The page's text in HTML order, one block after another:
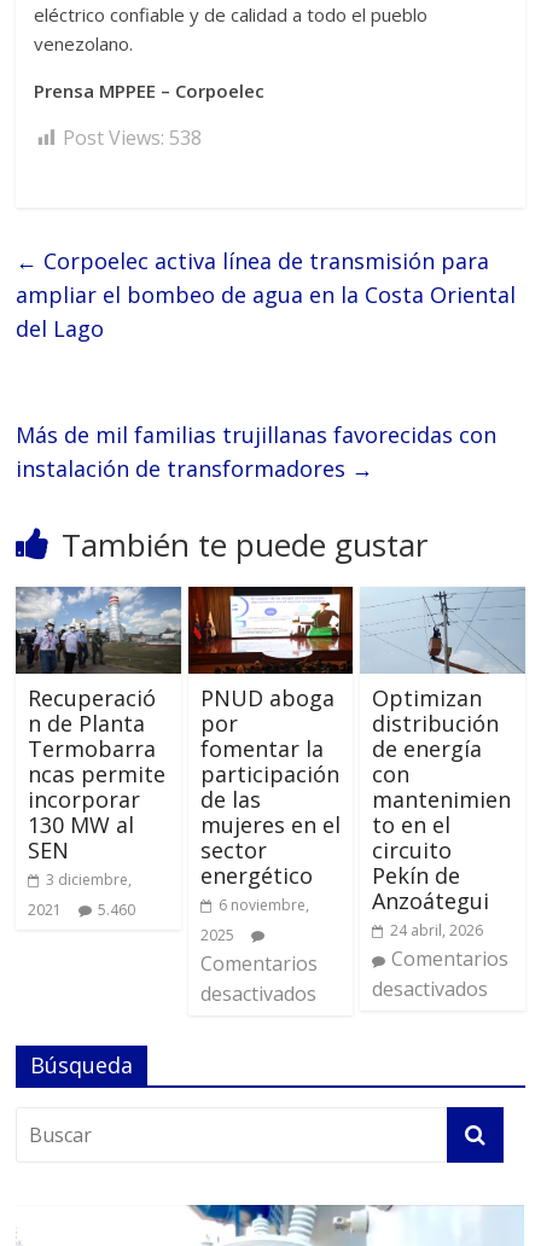
eléctrico confiable y de calidad a todo el pueblo
venezolano.
Prensa MPPEE – Corpoelec
Post Views: 538
← Corpoelec activa línea de transmisión para
ampliar el bombeo de agua en la Costa Oriental
del Lago
Más de mil familias trujillanas favorecidas con
instalación de transformadores →
También te puede gustar
Recuperació
n de Planta
Termobarra
ncas permite
incorporar
130 MW al
SEN
3 diciembre,
2021
5.460
PNUD aboga
por
fomentar la
participación
de las
mujeres en el
sector
energético
6 noviembre,
2025
Comentarios
desactivados
Optimizan
distribución
de energía
con
mantenimien
to en el
circuito
Pekín de
Anzoátegui
24 abril, 2026
Comentarios
desactivados
Búsqueda